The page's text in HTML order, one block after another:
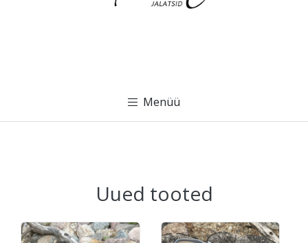
Menüü
Uued tooted